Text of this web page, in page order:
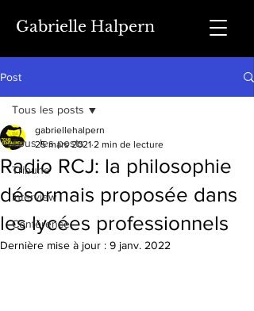
Gabrielle Halpern
Post
Tous les posts
Tribune
Interview
Conférence
Tous les posts
Radio RCJ: la philosophie
désormais proposée dans
les lycées professionnels
gabriellehalpern
25 mars 2021 2 min de lecture
Dernière mise à jour : 9 janv. 2022